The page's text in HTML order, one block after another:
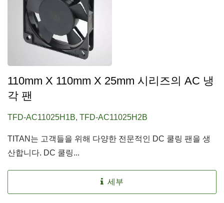
110mm X 110mm X 25mm 시리즈의 AC 냉
각 팬
TFD-AC11025H1B, TFD-AC11025H2B
TITAN는 고객들을 위해 다양한 전문적인 DC 쿨링 팬을 생
산합니다. DC 쿨링...
세부